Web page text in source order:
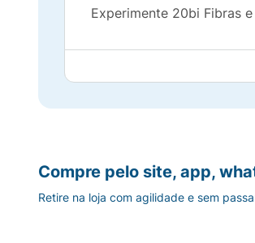
Experimente 20bi Fibras
Compre pelo site, app,
Retire na loja com agilidade e sem